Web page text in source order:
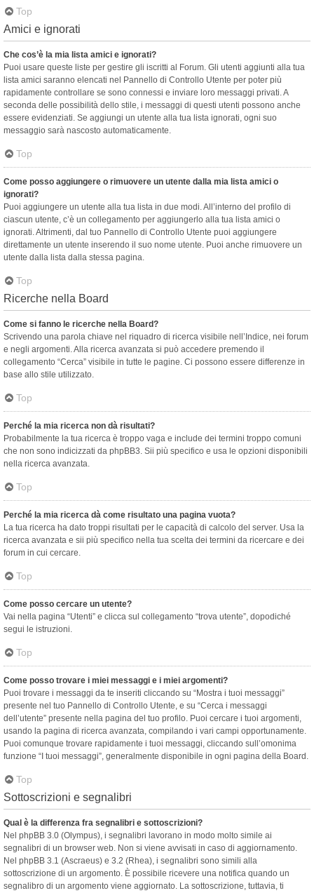
Top
Amici e ignorati
Che cos’è la mia lista amici e ignorati?
Puoi usare queste liste per gestire gli iscritti al Forum. Gli utenti aggiunti alla tua
lista amici saranno elencati nel Pannello di Controllo Utente per poter più
rapidamente controllare se sono connessi e inviare loro messaggi privati. A
seconda delle possibilità dello stile, i messaggi di questi utenti possono anche
essere evidenziati. Se aggiungi un utente alla tua lista ignorati, ogni suo
messaggio sarà nascosto automaticamente.
Top
Come posso aggiungere o rimuovere un utente dalla mia lista amici o
ignorati?
Puoi aggiungere un utente alla tua lista in due modi. All’interno del profilo di
ciascun utente, c’è un collegamento per aggiungerlo alla tua lista amici o
ignorati. Altrimenti, dal tuo Pannello di Controllo Utente puoi aggiungere
direttamente un utente inserendo il suo nome utente. Puoi anche rimuovere un
utente dalla lista dalla stessa pagina.
Top
Ricerche nella Board
Come si fanno le ricerche nella Board?
Scrivendo una parola chiave nel riquadro di ricerca visibile nell’Indice, nei forum
e negli argomenti. Alla ricerca avanzata si può accedere premendo il
collegamento “Cerca” visibile in tutte le pagine. Ci possono essere differenze in
base allo stile utilizzato.
Top
Perché la mia ricerca non dà risultati?
Probabilmente la tua ricerca è troppo vaga e include dei termini troppo comuni
che non sono indicizzati da phpBB3. Sii più specifico e usa le opzioni disponibili
nella ricerca avanzata.
Top
Perché la mia ricerca dà come risultato una pagina vuota?
La tua ricerca ha dato troppi risultati per le capacità di calcolo del server. Usa la
ricerca avanzata e sii più specifico nella tua scelta dei termini da ricercare e dei
forum in cui cercare.
Top
Come posso cercare un utente?
Vai nella pagina “Utenti” e clicca sul collegamento “trova utente”, dopodiché
segui le istruzioni.
Top
Come posso trovare i miei messaggi e i miei argomenti?
Puoi trovare i messaggi da te inseriti cliccando su “Mostra i tuoi messaggi”
presente nel tuo Pannello di Controllo Utente, e su “Cerca i messaggi
dell’utente” presente nella pagina del tuo profilo. Puoi cercare i tuoi argomenti,
usando la pagina di ricerca avanzata, compilando i vari campi opportunamente.
Puoi comunque trovare rapidamente i tuoi messaggi, cliccando sull’omonima
funzione “I tuoi messaggi”, generalmente disponibile in ogni pagina della Board.
Top
Sottoscrizioni e segnalibri
Qual è la differenza fra segnalibri e sottoscrizioni?
Nel phpBB 3.0 (Olympus), i segnalibri lavorano in modo molto simile ai
segnalibri di un browser web. Non si viene avvisati in caso di aggiornamento.
Nel phpBB 3.1 (Ascraeus) e 3.2 (Rhea), i segnalibri sono simili alla
sottoscrizione di un argomento. È possibile ricevere una notifica quando un
segnalibro di un argomento viene aggiornato. La sottoscrizione, tuttavia, ti